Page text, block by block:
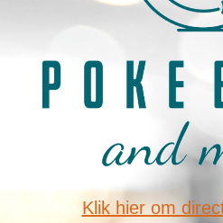
Klik hier om